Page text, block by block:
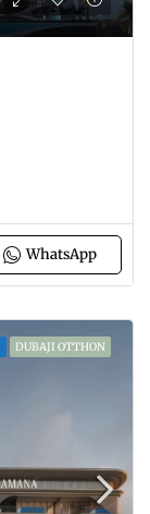
WhatsApp
DUBAJI OTTHON